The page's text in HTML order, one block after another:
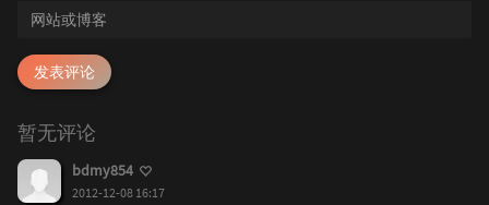
发表评论
暂无评论
bdmy854
2012-12-08 16:17